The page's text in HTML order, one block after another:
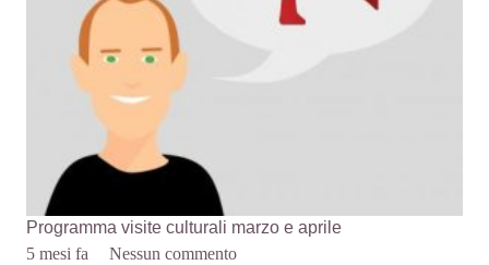
Programma visite culturali marzo e aprile
5 mesi fa
Nessun commento